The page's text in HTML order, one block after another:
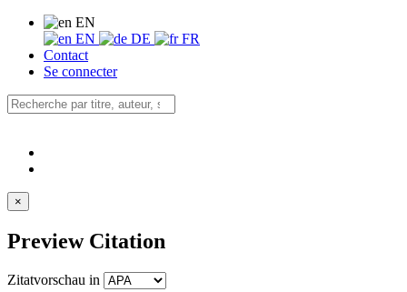
EN
EN
DE
FR
Contact
Se connecter
×
Preview Citation
Zitatvorschau in